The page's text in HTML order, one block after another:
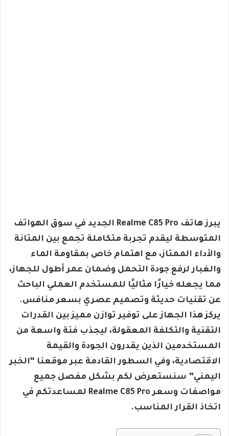
يبرز هاتف Realme C85 Pro الجديد في سوق الهواتف
المتوسطة ليقدم تجربة متكاملة تجمع بين المتانة
والأداء الممتاز، مع اهتمام خاص بمقاومة الماء
والغبار لرفع جودة التحمل وضمان عمر أطول للجهاز،
مما يجعله خيارًا مثاليًا للمستخدم العملي الباحث
عن تقنيات حديثة وتصميم عصري بسعر منافس.
يركز هذا الجهاز على توفير توازن مميز بين القدرات
التقنية والتكلفة المعقولة، ليجذب فئة واسعة من
المستخدمين الذين يقدرون الجودة والقيمة
الاقتصادية، وفي السطور القادمة عبر موقعنا “الخبر
اليمني” سنستعرض لكم بشكل مفصل جميع
مواصفات وسعر Realme C85 Pro لمساعدتكم في
اتخاذ القرار المناسب.